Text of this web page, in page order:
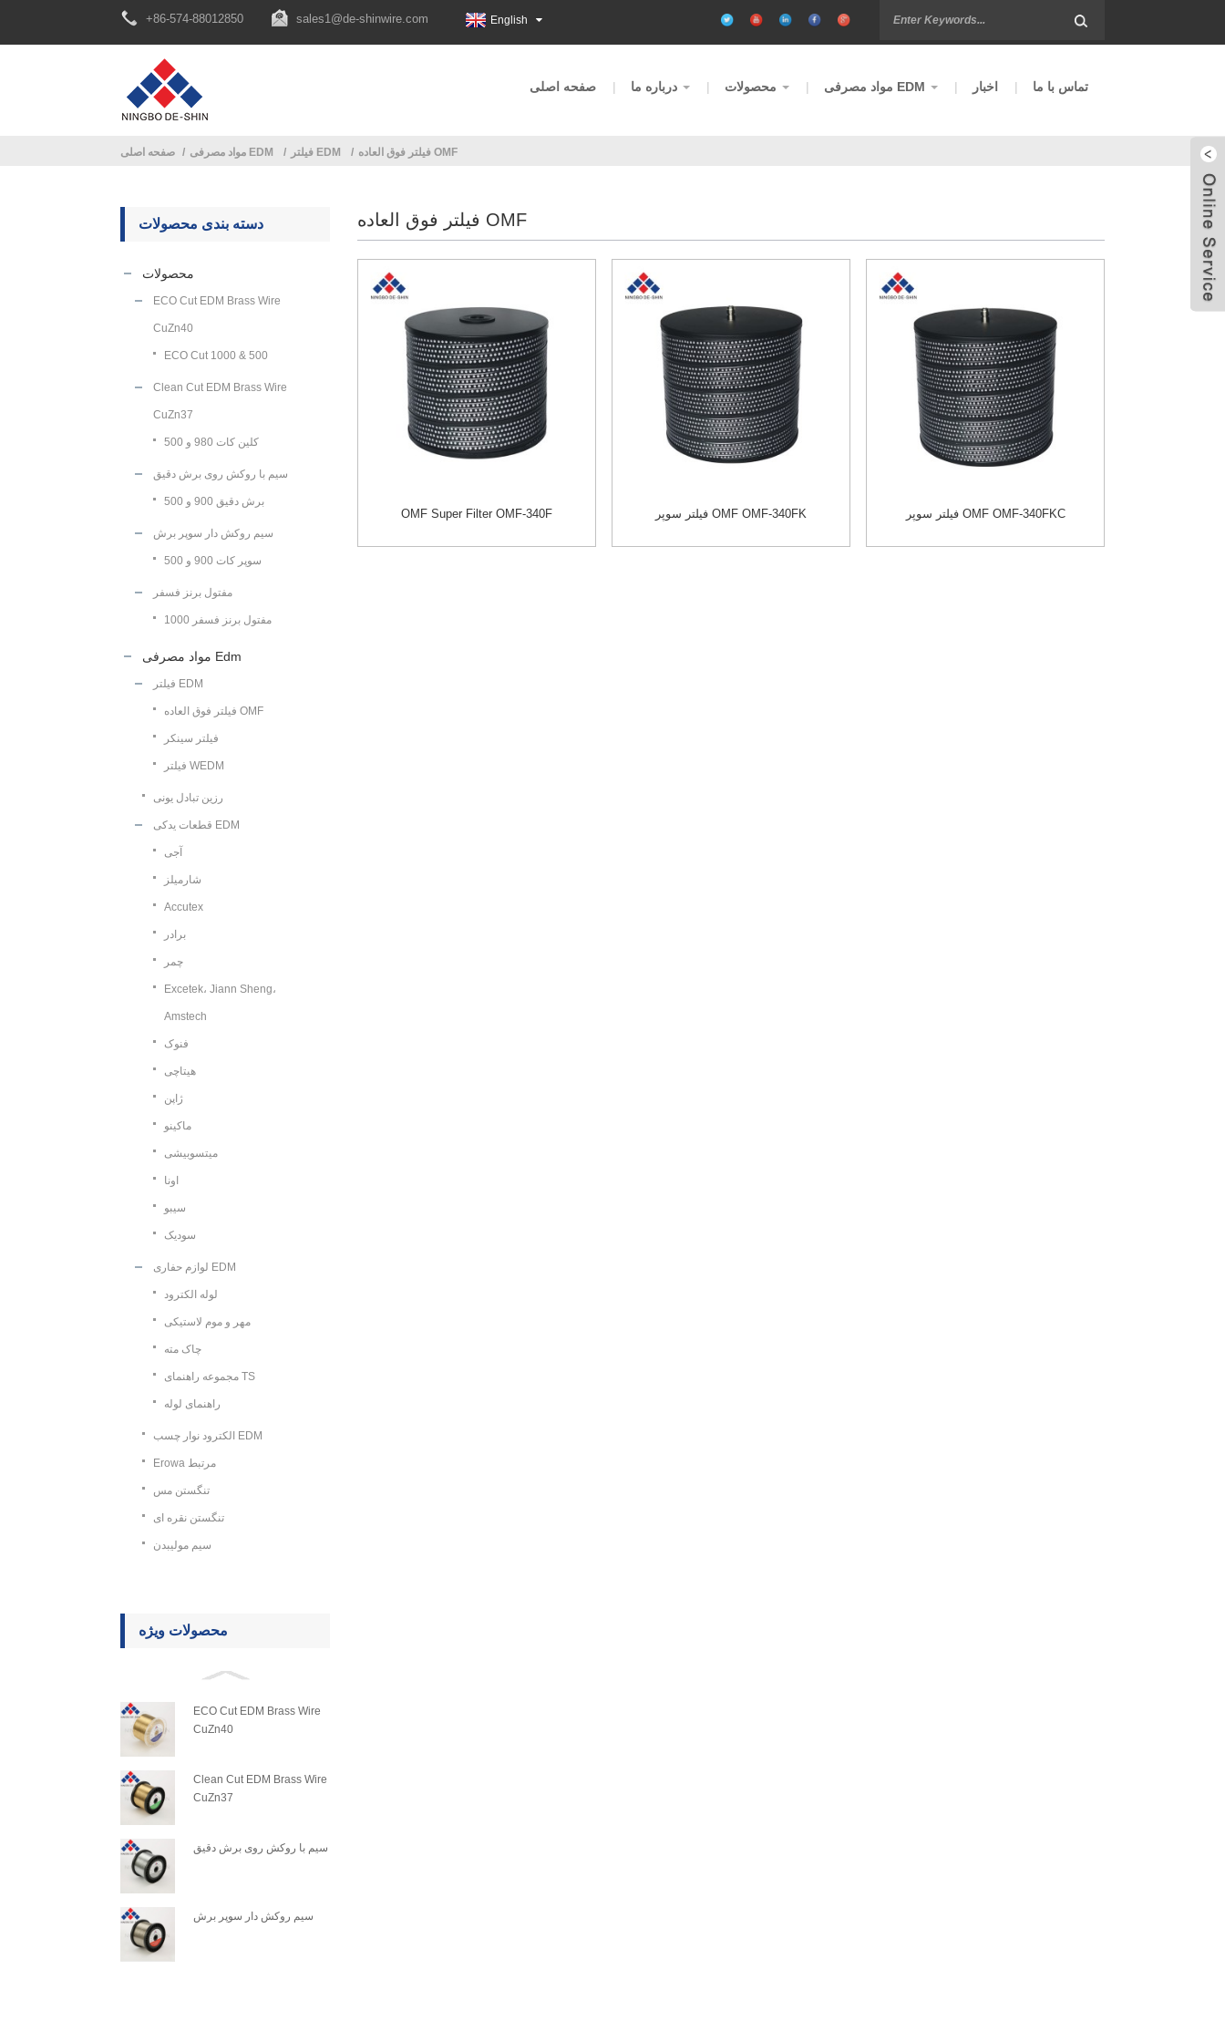
+86-574-88012850 sales1@de-shinwire.com English
صفحه اصلی درباره ما محصولات مواد مصرفی EDM اخبار تماس با ما
صفحه اصلی مواد مصرفی EDM فیلتر EDM فیلتر فوق العاده OMF
دسته بندی محصولات
محصولات
ECO Cut EDM Brass Wire
CuZn40
ECO Cut 1000 & 500
Clean Cut EDM Brass Wire
CuZn37
کلین کات 980 و 500
سیم با روکش روی برش دقیق
برش دقیق 900 و 500
سیم روکش دار سوپر برش
سوپر کات 900 و 500
مفتول برنز فسفر
مفتول برنز فسفر 1000
مواد مصرفی Edm
فیلتر EDM
فیلتر فوق العاده OMF
فیلتر سینکر
فیلتر WEDM
رزین تبادل یونی
قطعات یدکی EDM
آجی
شارمیلز
Accutex
برادر
چمر
Excetek، Jiann Sheng،
Amstech
فنوک
هیتاچی
ژاپن
ماکینو
میتسوبیشی
اونا
سیبو
سودیک
لوازم حفاری EDM
لوله الکترود
مهر و موم لاستیکی
چاک مته
مجموعه راهنمای TS
راهنمای لوله
الکترود نوار چسب EDM
Erowa مرتبط
تنگستن مس
تنگستن نقره ای
سیم مولیبدن
محصولات ویژه
ECO Cut EDM Brass Wire
CuZn40
Clean Cut EDM Brass Wire
CuZn37
سیم با روکش روی برش دقیق
سیم روکش دار سوپر برش
فیلتر فوق العاده OMF
OMF Super Filter OMF-340F فیلتر سوپر OMF OMF-340FK فیلتر سوپر OMF OMF-340FKC